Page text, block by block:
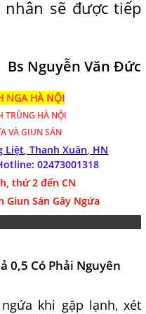
sẽ được tiếp
Bs Nguyễn Văn Đức
NGA HÀ NỘI
TRÙNG HÀ NỘI
VÀ GIUN SÁN
Liệt, Thanh Xuân, HN
02473001318
thứ 2 đến CN
Giun Sán Gây Ngứa
0,5 Có Phải Nguyên
khi gặp lạnh, xét